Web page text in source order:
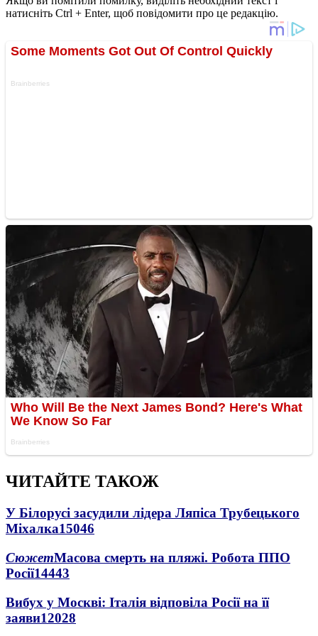
натисніть Ctrl + Enter, щоб повідомити про це редакцію.
ЧИТАЙТЕ ТАКОЖ
У Білорусі засудили лідера Ляпіса Трубецького
Міхалка15046
СюжетМасова смерть на пляжі. Робота ППО
Росії14443
Вибух у Москві: Італія відповіла Росії на її
заяви12028